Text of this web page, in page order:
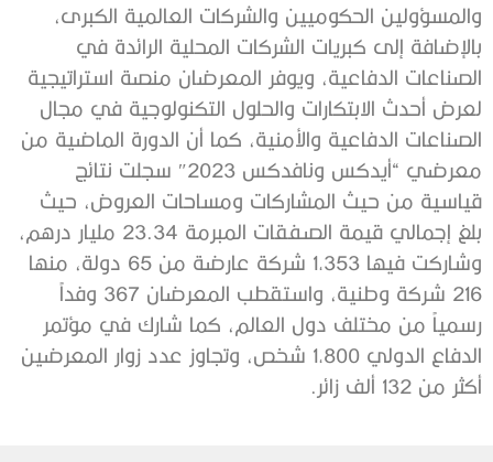
والمسؤولين الحكوميين والشركات العالمية الكبرى،
بالإضافة إلى كبريات الشركات المحلية الرائدة في
الصناعات الدفاعية، ويوفر المعرضان منصة استراتيجية
لعرض أحدث الابتكارات والحلول التكنولوجية في مجال
الصناعات الدفاعية والأمنية، كما أن الدورة الماضية من
معرضي “أيدكس ونافدكس 2023″
سجلت نتائج
قياسية من حيث المشاركات ومساحات العروض، حيث
بلغ إجمالي قيمة الصفقات المبرمة 23.34 مليار درهم،
وشاركت فيها 1,353 شركة عارضة من 65 دولة، منها
216 شركة وطنية، واستقطب المعرضان 367 وفداً
رسمياً من مختلف دول العالم، كما شارك في مؤتمر
الدفاع الدولي 1,800 شخص، وتجاوز عدد زوار المعرضين
أكثر من 132 ألف زائر.